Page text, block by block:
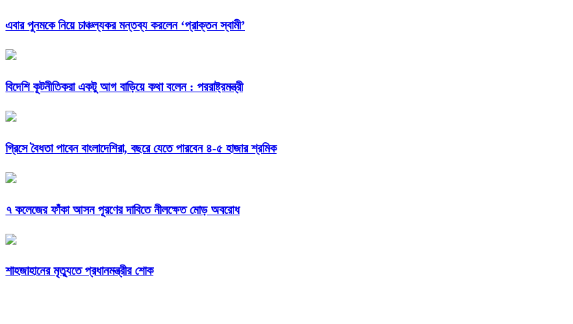
এবার পুনমকে নিয়ে চাঞ্চল্যকর মন্তব্য করলেন ‘প্রাক্তন স্বামী’
বিদেশি কূটনীতিকরা একটু আগ বাড়িয়ে কথা বলেন : পররাষ্ট্রমন্ত্রী
গ্রিসে বৈধতা পাবেন বাংলাদেশিরা, বছরে যেতে পারবেন ৪-৫ হাজার শ্রমিক
৭ কলেজের ফাঁকা আসন পূরণের দাবিতে নীলক্ষেত মোড় অবরোধ
শাহজাহানের মৃত্যুতে প্রধানমন্ত্রীর শোক